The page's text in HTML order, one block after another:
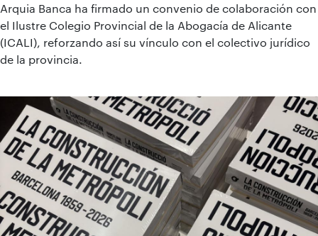
Arquia Banca ha firmado un convenio de colaboración con
el Ilustre Colegio Provincial de la Abogacía de Alicante
(ICALI), reforzando así su vínculo con el colectivo jurídico
de la provincia.